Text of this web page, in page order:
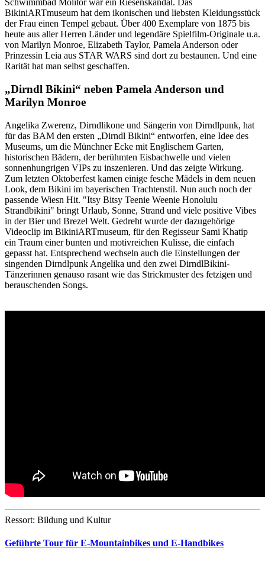
Schwimmbad Molitor war ein Riesenskandal. Das
BikiniARTmuseum hat dem ikonischen und liebsten Kleidungsstück
der Frau einen Tempel gebaut. Über 400 Exemplare von 1875 bis
heute aus aller Herren Länder und legendäre Spielfilm-Originale u.a.
von Marilyn Monroe, Elizabeth Taylor, Pamela Anderson oder
Prinzessin Leia aus STAR WARS sind dort zu bestaunen. Und eine
Rarität hat man selbst geschaffen.
„Dirndl Bikini“ neben Pamela Anderson und
Marilyn Monroe
Angelika Zwerenz, Dirndlikone und Sängerin von Dirndlpunk, hat
für das BAM den ersten „Dirndl Bikini“ entworfen, eine Idee des
Museums, um die Münchner Ecke mit Englischem Garten,
historischen Bädern, der berühmten Eisbachwelle und vielen
sonnenhungrigen VIPs zu inszenieren. Und das zeigte Wirkung.
Zum letzten Oktoberfest kamen einige fesche Mädels in dem neuen
Look, dem Bikini im bayerischen Trachtenstil. Nun auch noch der
passende Wiesn Hit. "Itsy Bitsy Teenie Weenie Honolulu
Strandbikini" bringt Urlaub, Sonne, Strand und viele positive Vibes
in der Bier und Brezel Welt. Gedreht wurde der dazugehörige
Videoclip im BikiniARTmuseum, für den Regisseur Sami Khatip
ein Traum einer bunten und motivreichen Kulisse, die einfach
gepasst hat. Entsprechend wechseln auch die Einstellungen der
singenden Dirndlpunk Angelika und den zwei DirndlBikini-
Tänzerinnen genauso rasant wie das Strickmuster des fetzigen und
berauschenden Songs.
Ressort: Bildung und Kultur
Geführte Tour für E-Mountainbikes und E-Handbikes